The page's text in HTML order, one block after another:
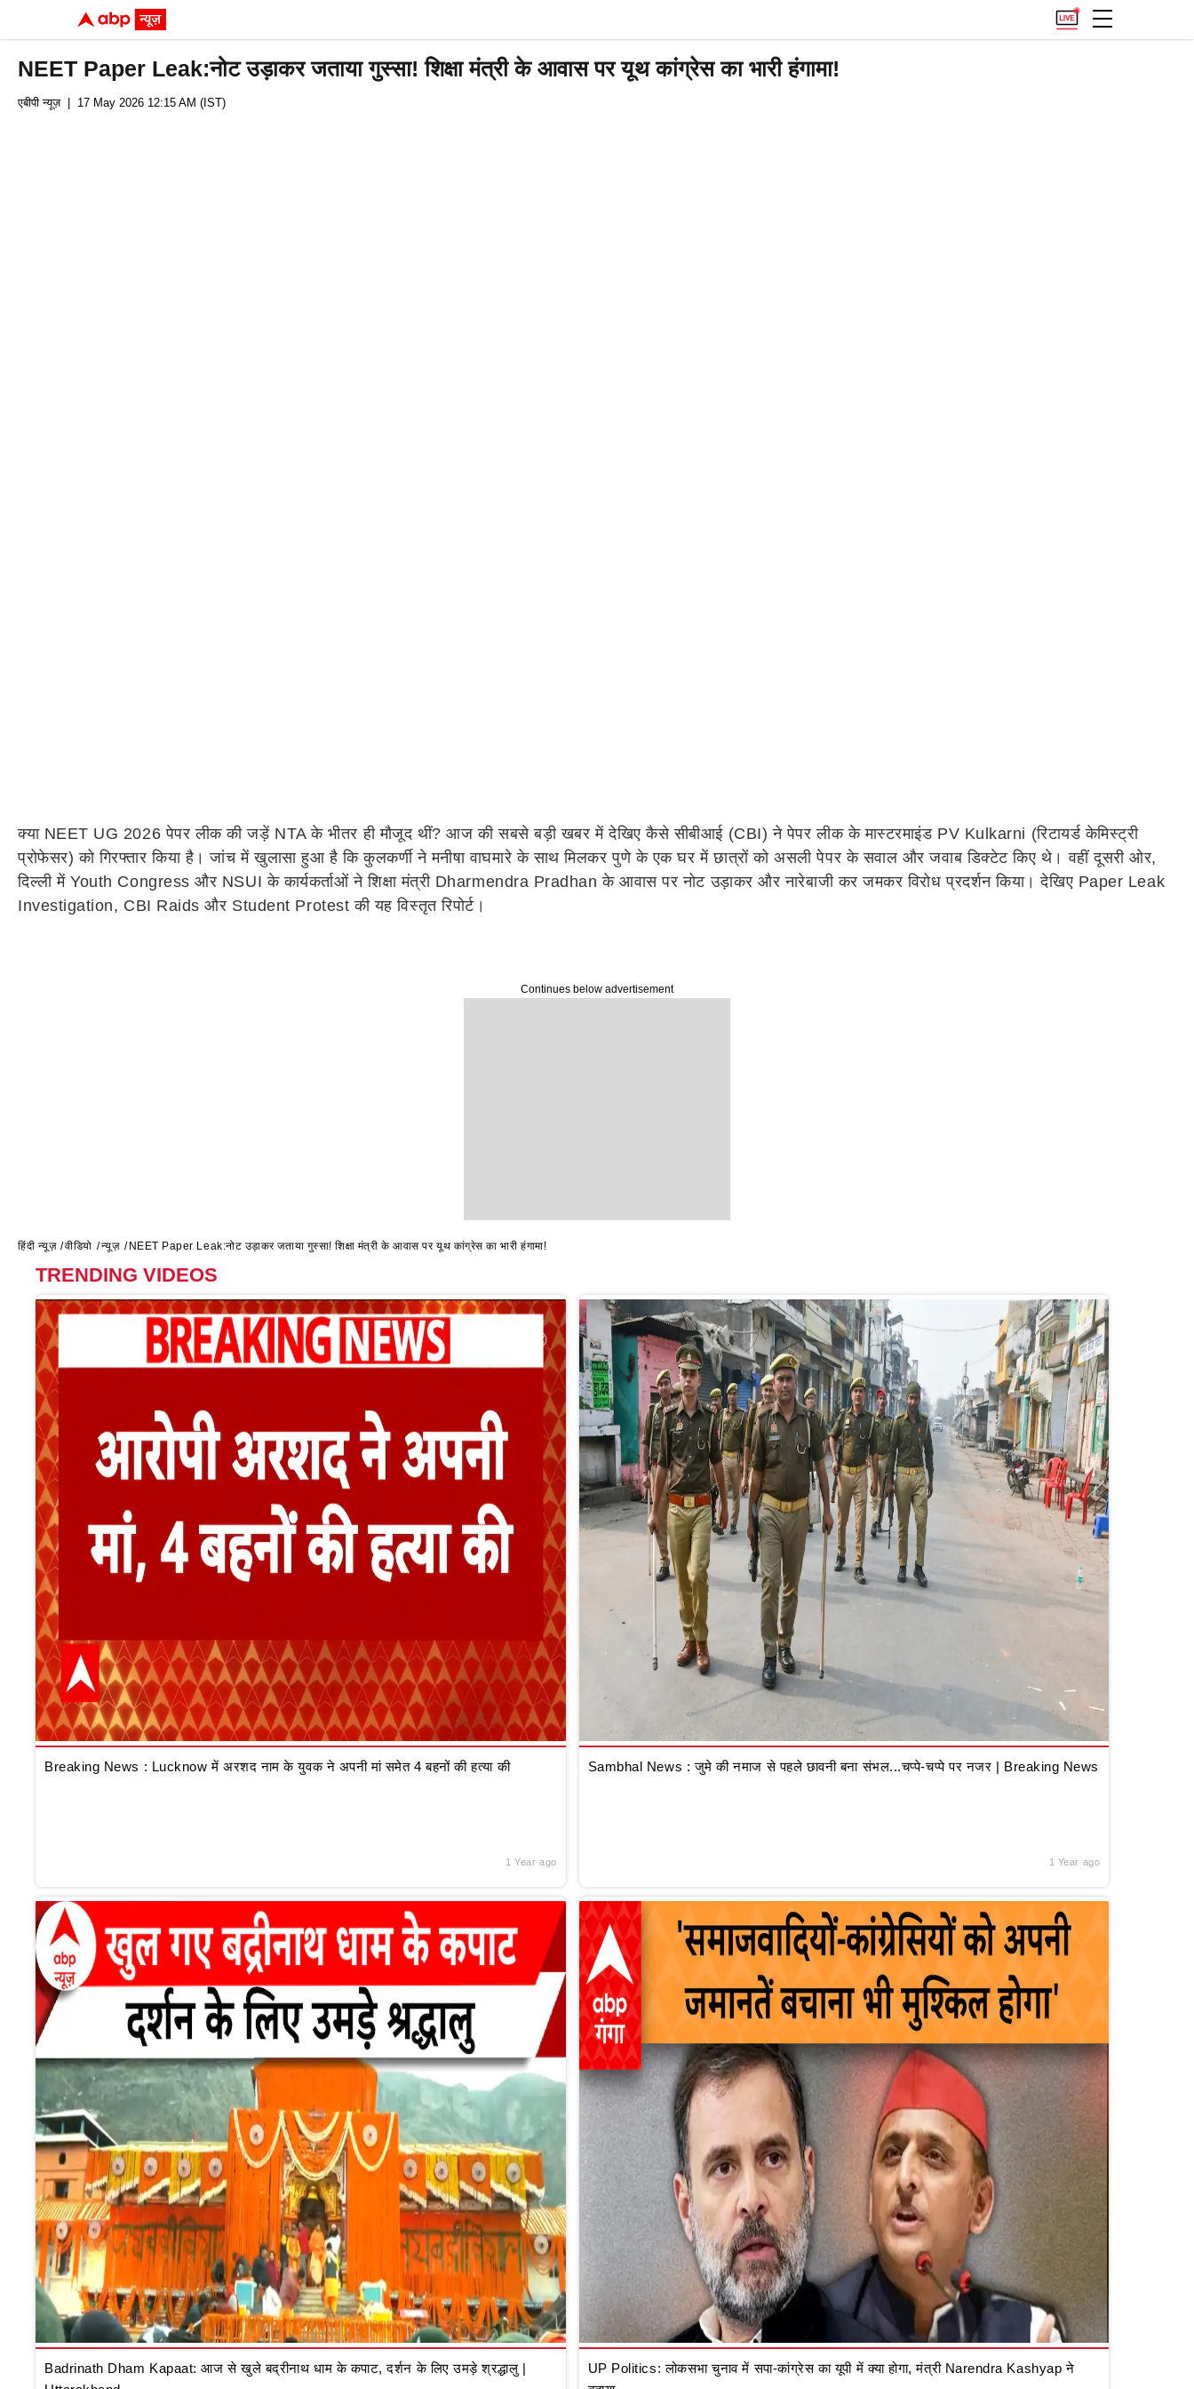
NEET Paper Leak:नोट उड़ाकर जताया गुस्सा! शिक्षा मंत्री के आवास पर यूथ कांग्रेस का भारी हंगामा!
एबीपी न्यूज़| 17 May 2026 12:15 AM (IST)
क्या NEET UG 2026 पेपर लीक की जड़ें NTA के भीतर ही मौजूद थीं? आज की सबसे बड़ी खबर में देखिए कैसे सीबीआई (CBI) ने पेपर लीक के मास्टरमाइंड PV Kulkarni (रिटायर्ड केमिस्ट्री
प्रोफेसर) को गिरफ्तार किया है। जांच में खुलासा हुआ है कि कुलकर्णी ने मनीषा वाघमारे के साथ मिलकर पुणे के एक घर में छात्रों को असली पेपर के सवाल और जवाब डिक्टेट किए थे। वहीं दूसरी ओर,
दिल्ली में Youth Congress और NSUI के कार्यकर्ताओं ने शिक्षा मंत्री Dharmendra Pradhan के आवास पर नोट उड़ाकर और नारेबाजी कर जमकर विरोध प्रदर्शन किया। देखिए Paper Leak
Investigation, CBI Raids और Student Protest की यह विस्तृत रिपोर्ट।
Continues below advertisement
हिंदी न्यूज़ वीडियो न्यूज़ NEET Paper Leak:नोट उड़ाकर जताया गुस्सा! शिक्षा मंत्री के आवास पर यूथ कांग्रेस का भारी हंगामा!
TRENDING VIDEOS
Breaking News : Lucknow में अरशद नाम के युवक ने अपनी मां समेत 4 बहनों की हत्या की
1 Year ago
Sambhal News : जुमे की नमाज से पहले छावनी बना संभल...चप्पे-चप्पे पर नजर | Breaking News
1 Year ago
Badrinath Dham Kapaat: आज से खुले बद्रीनाथ धाम के कपाट, दर्शन के लिए उमड़े श्रद्धालु |
UP Politics: लोकसभा चुनाव में सपा-कांग्रेस का यूपी में क्या होगा, मंत्री Narendra Kashyap ने